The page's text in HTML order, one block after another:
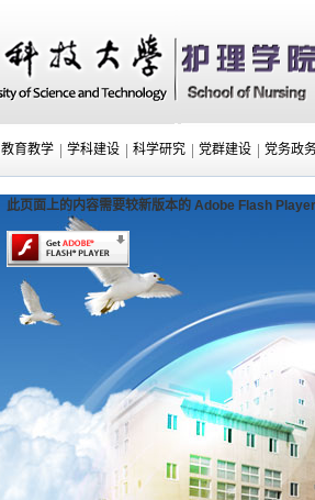
教育教学 | 学科建设 | 科学研究 | 党群建设 | 党务政
此页面上的内容需要较新版本的 Adobe Flash